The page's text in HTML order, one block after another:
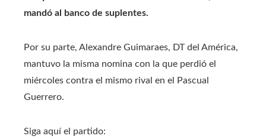
mandó al banco de suplentes.
Por su parte, Alexandre Guimaraes, DT del América,
mantuvo la misma nomina con la que perdió el
miércoles contra el mismo rival en el Pascual
Guerrero.
Siga aquí el partido: